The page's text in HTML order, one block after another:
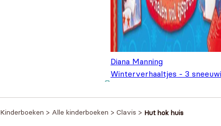
Diana Manning
Winterverhaaltjes - 3
Kinderboeken > Alle kinderboeken > Clavis > Hut hok huis